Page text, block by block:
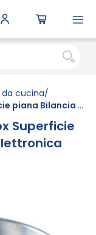
da cucina
Melchioni Graal Acciaio inox Superficie piana Bilancia da cucina elettronica
Superficie